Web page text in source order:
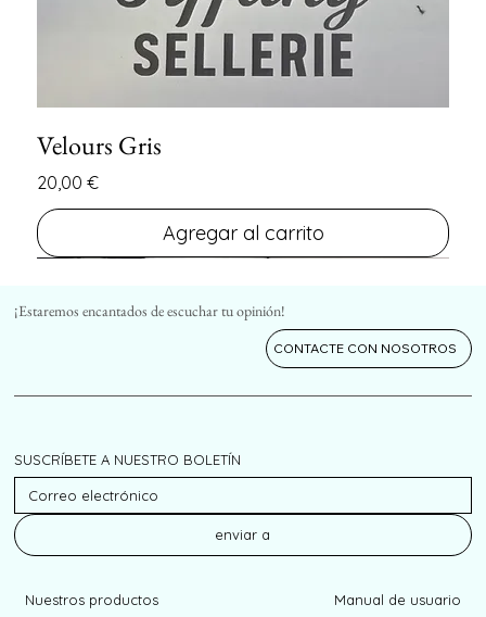
Velours Gris
Precio
20,00 €
Agregar al carrito
¡Estaremos encantados de escuchar tu opinión!
CONTACTE CON NOSOTROS
SUSCRÍBETE A NUESTRO BOLETÍN
enviar a
Nuestros productos Manual de usuario